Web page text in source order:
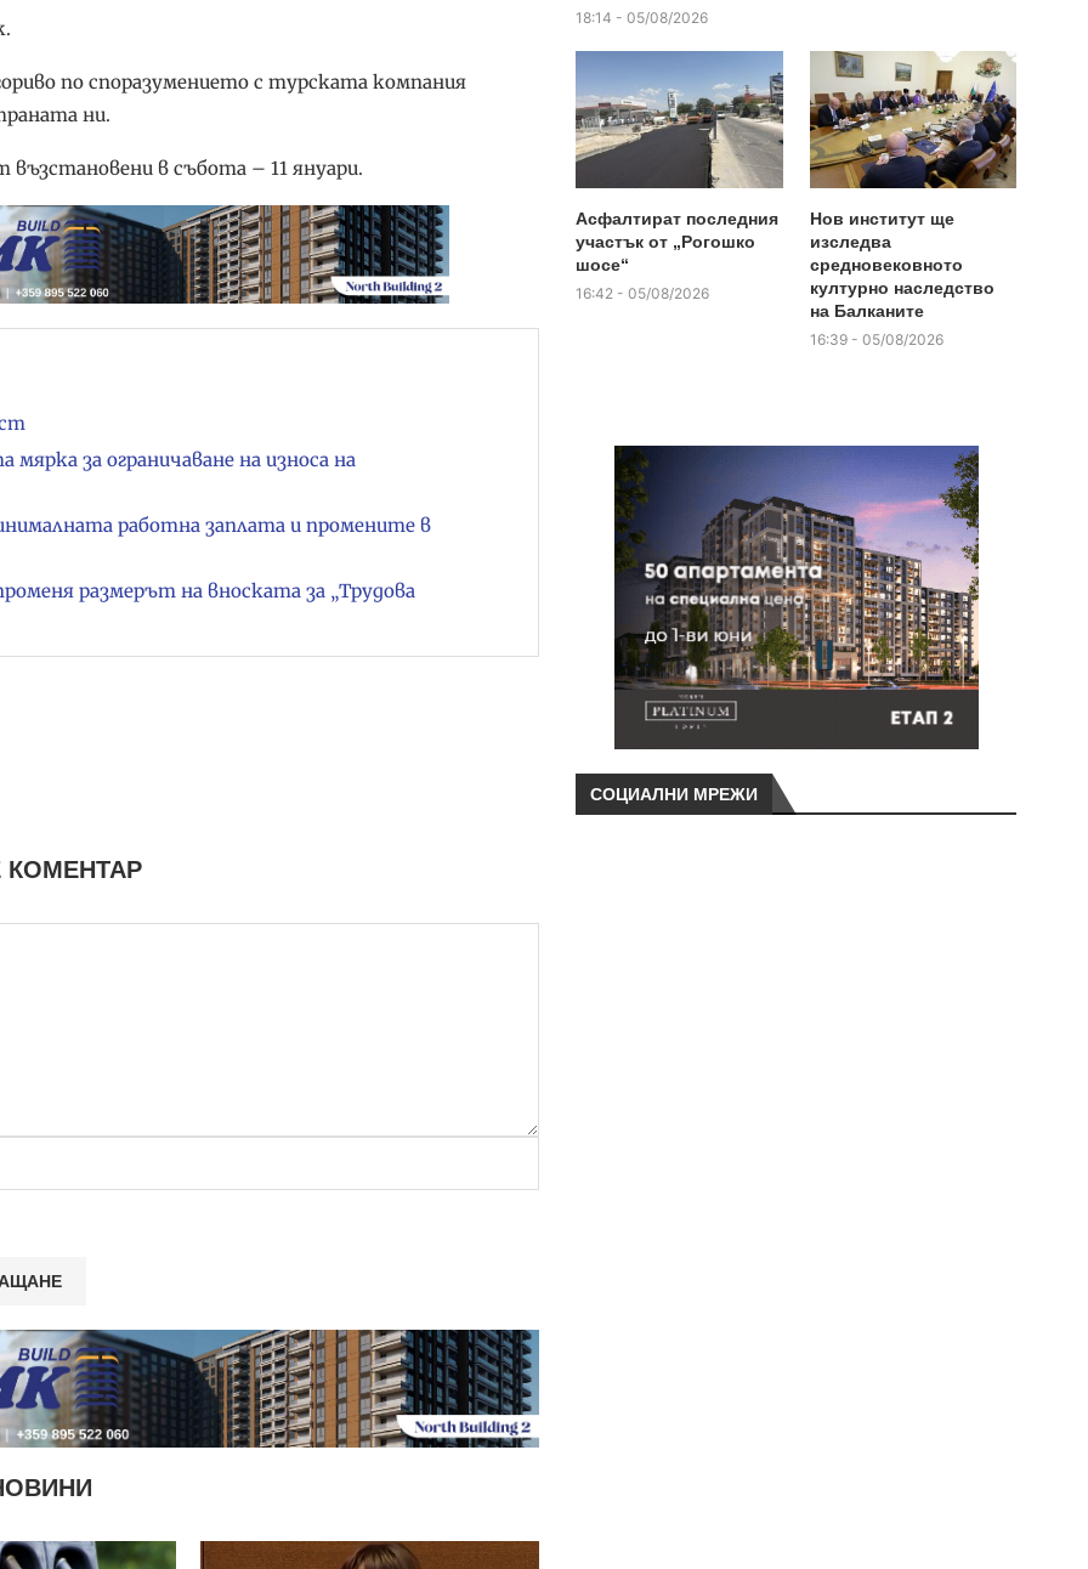
по споразумението с турската компания
ни.
в събота – 11 януари.
за ограничаване на износа на
работна заплата и промените в
размерът на вноската за „Трудова
КОМЕНТАР
18:14 - 05/08/2026
Асфалтират последния
участък от „Рогошко
шосе“
16:42 - 05/08/2026
Нов институт ще
изследва
средновековното
културно наследство
на Балканите
16:39 - 05/08/2026
СОЦИАЛНИ МРЕЖИ